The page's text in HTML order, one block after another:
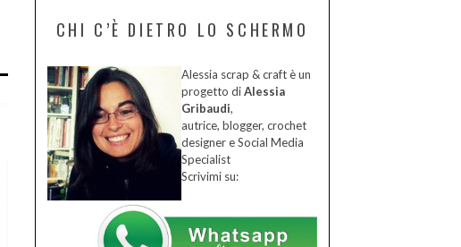
CHI C’È DIETRO LO SCHERMO
Alessia scrap & craft è un
progetto diAlessia
Gribaudi,
autrice, blogger, crochet
designer e Social Media
Specialist
Scrivimi su: